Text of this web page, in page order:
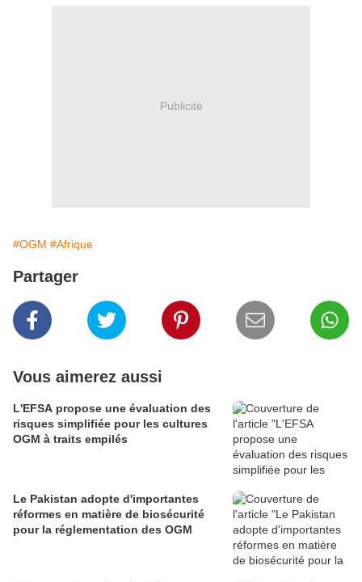
Publicité
#OGM #Afrique
Partager
Vous aimerez aussi
L'EFSA propose une évaluation des
risques simplifiée pour les cultures
OGM à traits empilés
Le Pakistan adopte d'importantes
réformes en matière de biosécurité
pour la réglementation des OGM